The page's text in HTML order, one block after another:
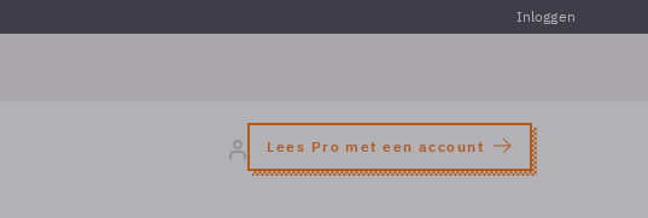
Inloggen
Lees Pro met een account